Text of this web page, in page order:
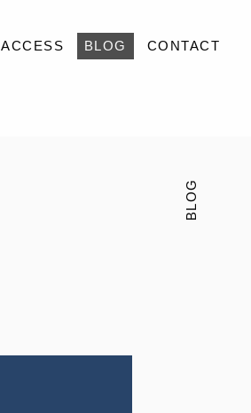
ACCESS BLOG CONTACT
BLOG